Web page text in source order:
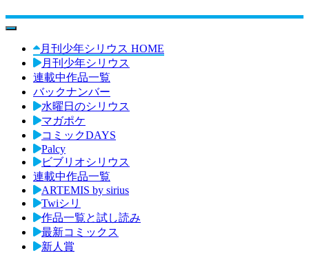
toggle navigation
月刊少年シリウス HOME
月刊少年シリウス
連載中作品一覧
バックナンバー
水曜日のシリウス
マガポケ
コミックDAYS
Palcy
ビブリオシリウス
連載中作品一覧
ARTEMIS by sirius
Twiシリ
作品一覧と試し読み
最新コミックス
新人賞